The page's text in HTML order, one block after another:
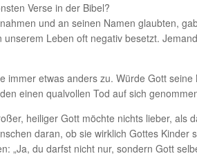
Verse in der Bibel?
und an seinen Namen glaubten,
unserem Leben oft negativ besetzt.
immer etwas anders zu. Würde Gott
einen qualvollen Tod auf sich
heiliger Gott möchte nichts lieber,
daran, ob sie wirklich Gottes Kinder
„Ja, du darfst nicht nur, sondern Gott